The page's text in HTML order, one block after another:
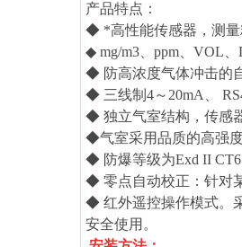
产品特点：
◆ *高性能传感器，测量
◆ mg/m3、ppm、VOL
◆ 防高浓度气体冲击的
◆ 三线制4～20mA、
◆ 独立气室结构，传感
◆气室采用品质的高强
◆ 防爆等级为Exd II
◆ 零点自动校正：针对
◆ 红外遥控操作模式。
安全使用。